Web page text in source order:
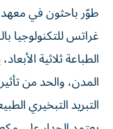
طوّر باحثون في معهد
غراتس للتكنولوجيا
الطباعة ثلاثية
المدن، والحد من
التبريد التبخيري